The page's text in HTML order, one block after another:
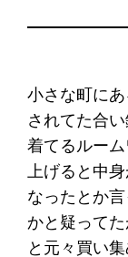
小さな町に
されてた合
着てるルー
上げると中
なったとか
かと疑って
と元々買い